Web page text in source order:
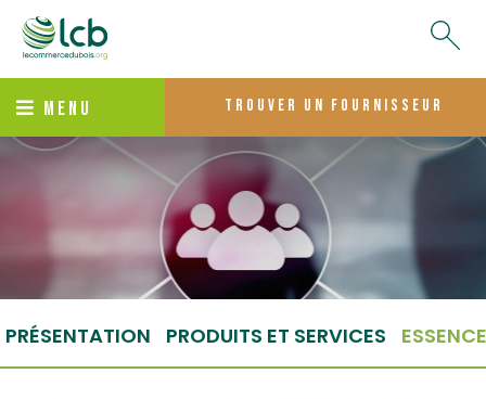
MENU trouver un fournisseur
PRÉSENTATION PRODUITS ET SERVICES